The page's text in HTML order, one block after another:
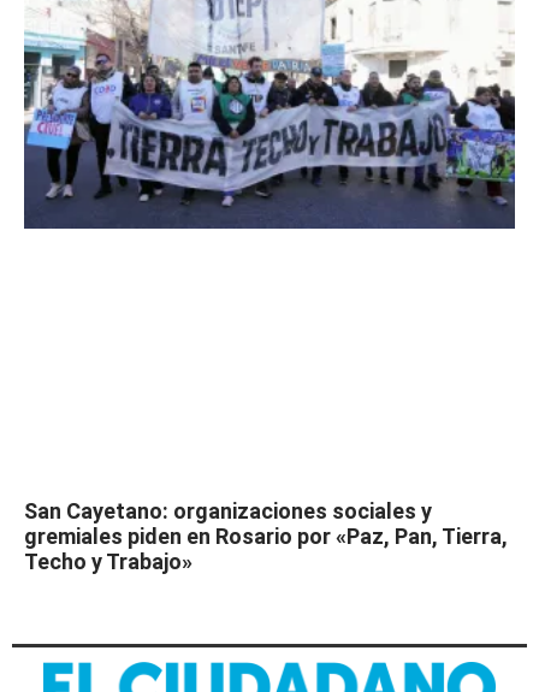
San Cayetano: organizaciones sociales y
gremiales piden en Rosario por «Paz, Pan, Tierra,
Techo y Trabajo»